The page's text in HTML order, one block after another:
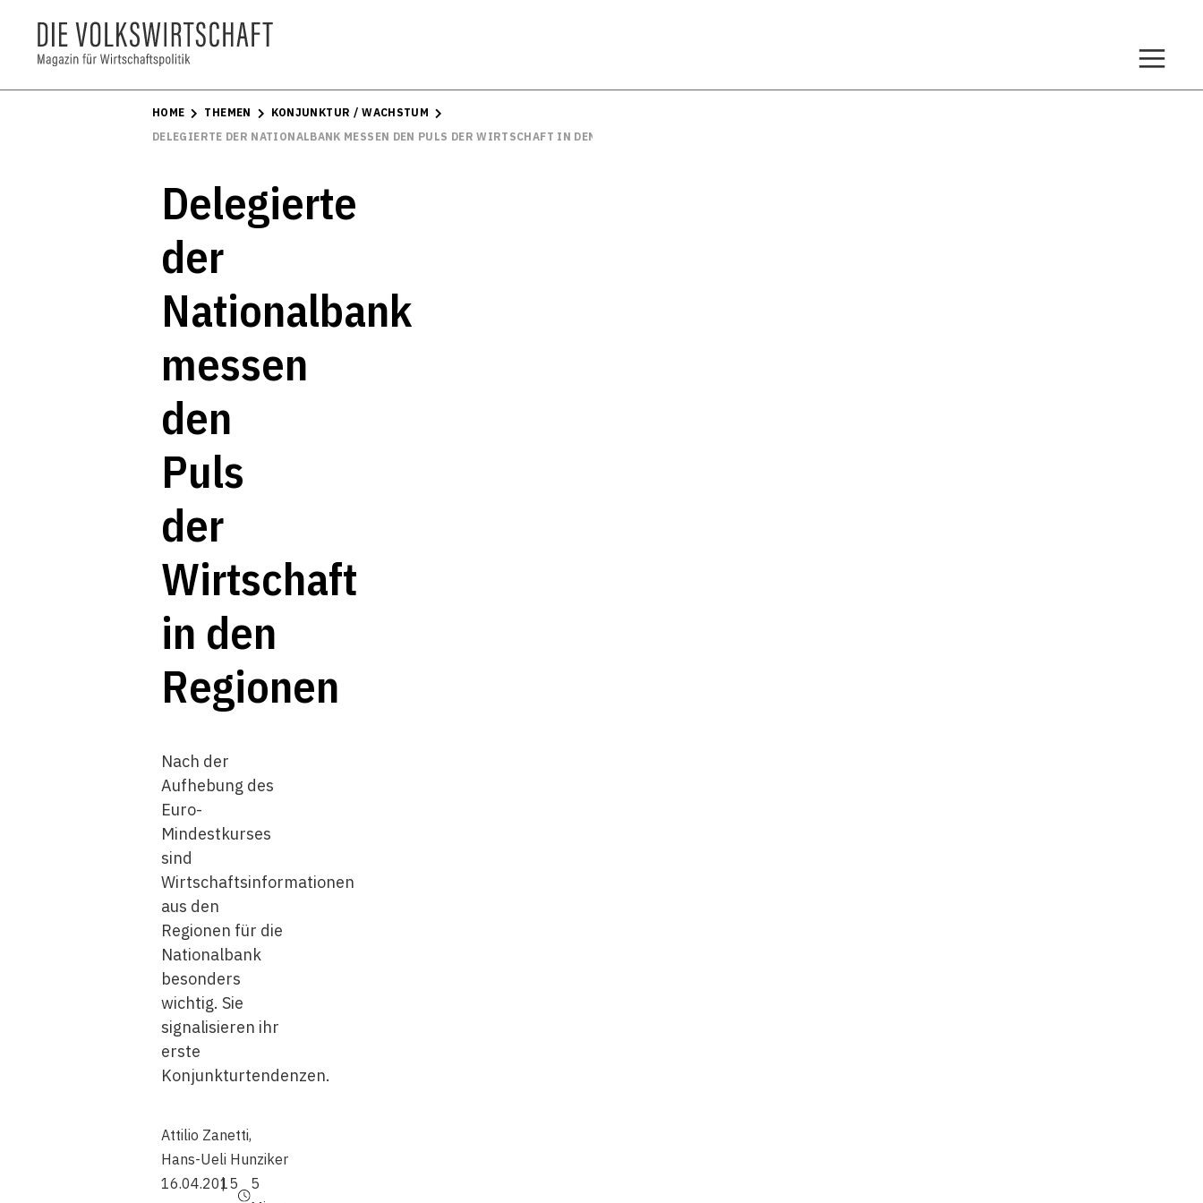
HOME THEMEN
KONJUNKTUR / WACHSTUM
DELEGIERTE DER NATIONALBANK MESSEN DEN PULS DER WIRTSCHAFT IN DEN REGIONEN
Delegierte
der
Nationalbank
messen
den
Puls
der
Wirtschaft
in den
Regionen
Nach der
Aufhebung des
Euro-
Mindestkurses
sind
Wirtschaftsinformationen
aus den
Regionen für die
Nationalbank
besonders
wichtig. Sie
signalisieren ihr
erste
Konjunkturtendenzen.
Attilio Zanetti,
Hans-Ueli Hunziker
16.04.2015
5